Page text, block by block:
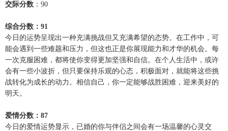
交际分数 ：90
综合分数：91
今日的运势呈现出一种充满挑战但又充满希望的态势。在工作中，可
能会遇到一些难题和压力，但这也正是你展现能力和才华的机会。每
一次克服困难，都将使你变得更加坚强和自信。在个人生活中，或许
会有一些小波折，但只要保持乐观的心态，积极面对，就能将这些挑
战转化为成长的动力。相信自己，你一定能够战胜困难，迎来美好的
明天。
爱情分数：87
今日的爱情运势显示，已婚的你与伴侣之间会有一场温馨的心灵交